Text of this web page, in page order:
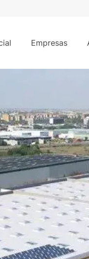
Empresas
de 29.676 m² -